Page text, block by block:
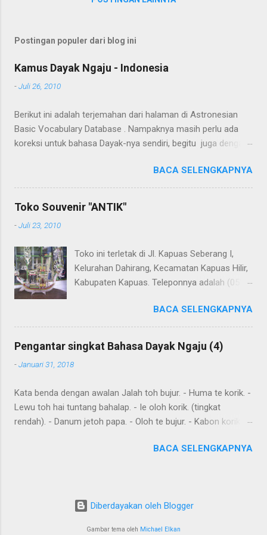
Postingan populer dari blog ini
Kamus Dayak Ngaju - Indonesia
-Juli 26, 2010
Berikut ini adalah terjemahan dari halaman di Astronesian
Basic Vocabulary Database . Nampaknya masih perlu ada
koreksi untuk bahasa Dayak-nya sendiri, begitu juga dengan
Translate . Koreksi bahasa dibantu oleh Dra. Hernawaty,
M.Kes. Untuk koreksi dari halaman ini dapat diberikan pada
komentar. Upaya penerjemahan Kamus Bahasa Dayak -
Dayak Ngaju - Indonesia .
BACA SELENGKAPNYA
Toko Souvenir "ANTIK"
-Juli 23, 2010
Toko ini terletak di Jl. Kapuas Seberang I,
Kelurahan Dahirang, Kecamatan Kapuas Hilir,
Kabupaten Kapuas. Teleponnya adalah (0513)
khas Kapuas seperti perahu naga yang
terbuat dari getah nyatu (sebagaimana
tampak dalam gambar berikut ini): Perahu
naga dari getah nyatu
BACA SELENGKAPNYA
Pengantar singkat Bahasa Dayak Ngaju (4)
-Januari 31, 2018
Kata benda dengan awalan Jalah toh bujur. - Huma te korik. -
Lewu toh hai tuntang bahalap. - Ie oloh korik. (tingkat
rendah). - Danum jetoh papa. - Oloh te bujur. - Kabon korik te
sederhana yang dibentuk dari kata sehari-hari Ingat: Kalimat
oleh "aton", nya; "jari", sudah; "kareh," masa depan, akan, dan
BACA SELENGKAPNYA
Diberdayakan oleh Blogger
Gambar tema oleh Michael Elkan